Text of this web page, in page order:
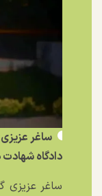
ساغر
دادگاه شهادت
ساغر عزیزی